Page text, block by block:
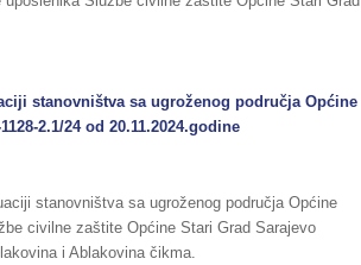
stanovništva sa ugroženog područja Općine
2.1/24 od 20.11.2024.godine
stanovništva sa ugroženog područja Općine
civilne zaštite Općine Stari Grad Sarajevo
i Ablakovina čikma.